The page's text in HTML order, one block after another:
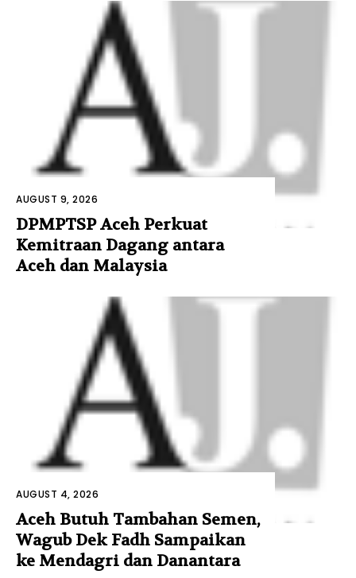
AUGUST 9, 2026
DPMPTSP Aceh Perkuat
Kemitraan Dagang antara
Aceh dan Malaysia
AUGUST 4, 2026
Aceh Butuh Tambahan Semen,
Wagub Dek Fadh Sampaikan
ke Mendagri dan Danantara